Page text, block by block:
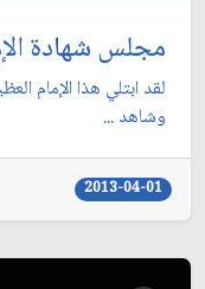
مجلس شهادة
لقد ابتلي هذا الإمام
وشاهد ...
2013-04-01